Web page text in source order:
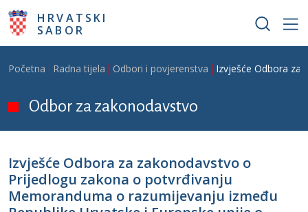
Skoči na glavni sadržaj
HRVATSKI
SABOR
Breadcrumb
Početna Radna tijela Odbori i povjerenstva Izvješće Odbora za
Odbor za zakonodavstvo
Izvješće Odbora za zakonodavstvo o
Prijedlogu zakona o potvrđivanju
Memoranduma o razumijevanju između